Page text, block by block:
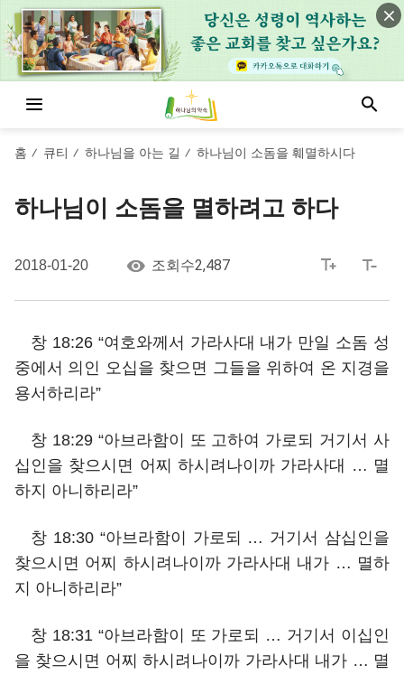
홈 / 큐티 / 하나님을 아는 길 / 하나님이 소돔을 훼멸하시다
하나님이 소돔을 멸하려고 하다
2018-01-20 조회수2,487
창 18:26 “여호와께서 가라사대 내가 만일 소돔 성
중에서 의인 오십을 찾으면 그들을 위하여 온 지경을
용서하리라”
창 18:29 “아브라함이 또 고하여 가로되 거기서 사
십인을 찾으시면 어찌 하시려나이까 가라사대 … 멸
하지 아니하리라”
창 18:30 “아브라함이 가로되 … 거기서 삼십인을
찾으시면 어찌 하시려나이까 가라사대 내가 … 멸하
지 아니하리라”
창 18:31 “아브라함이 또 가로되 … 거기서 이십인
을 찾으시면 어찌 하시려나이까 가라사대 내가 … 멸